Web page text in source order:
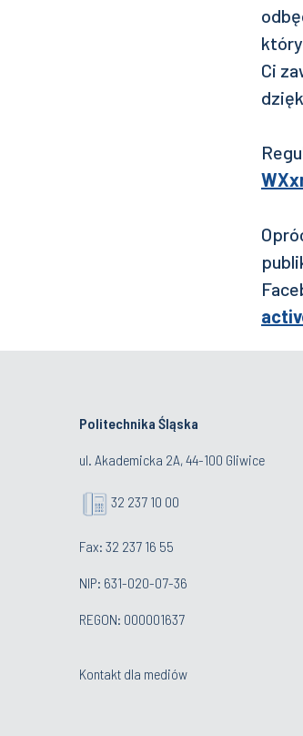
Ci
Politechnika Śląska
ul. Akademicka 2A, 44-100 Gliwice
32 237 10 00
Fax: 32 237 16 55
NIP: 631-020-07-36
REGON: 000001637
Kontakt dla mediów